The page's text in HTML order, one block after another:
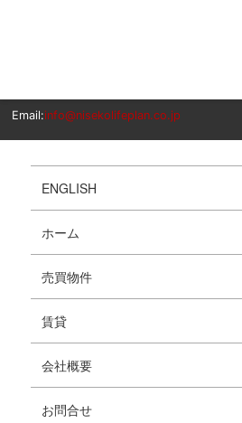
Email:info@nisekolifeplan.co.jp
ENGLISH
ホーム
売買物件
賃貸
会社概要
お問合せ